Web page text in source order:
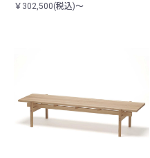
￥302,500(税込)～